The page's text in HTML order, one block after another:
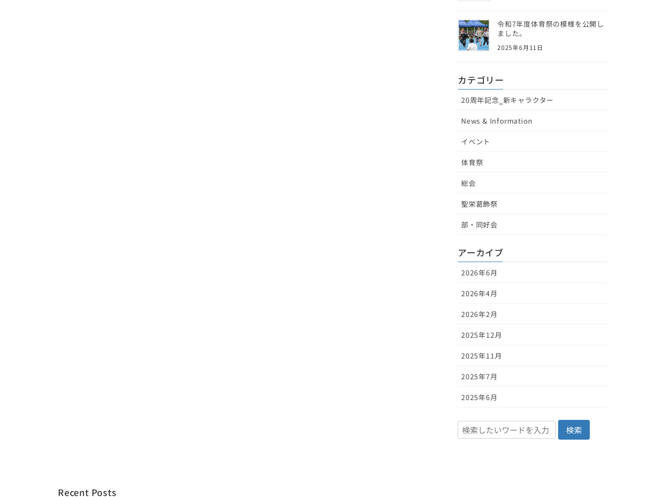
令和7年度体育祭の模様を公開し
ました。
2025年6月11日
カテゴリー
20周年記念‗新キャラクター
News & Information
イベント
体育祭
総会
聖栄葛飾祭
部・同好会
アーカイブ
2026年6月
2026年4月
2026年2月
2025年12月
2025年11月
2025年7月
2025年6月
検索
Recent Posts